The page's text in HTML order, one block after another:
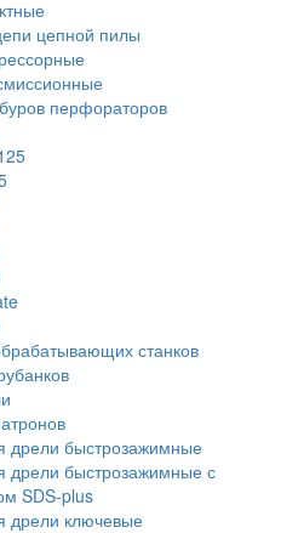
цепной пилы
перфораторов
станков
дрели быстрозажимные
дрели быстрозажимные с
SDS-plus
дрели ключевые